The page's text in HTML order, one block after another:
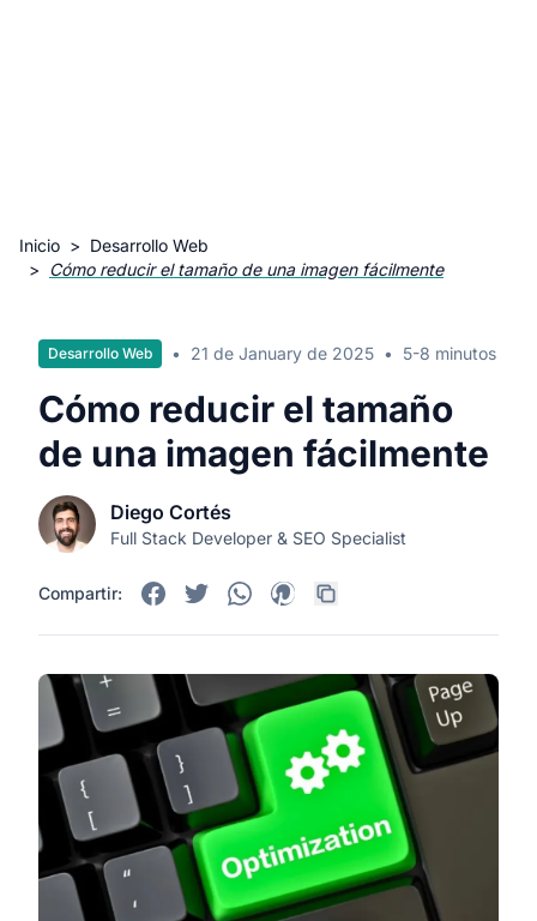
Inicio > Desarrollo Web
> Cómo reducir el tamaño de una imagen fácilmente
Desarrollo Web • 21 de January de 2025 • 5-8 minutos
Cómo reducir el tamaño
de una imagen fácilmente
Diego Cortés
Full Stack Developer & SEO Specialist
Compartir: